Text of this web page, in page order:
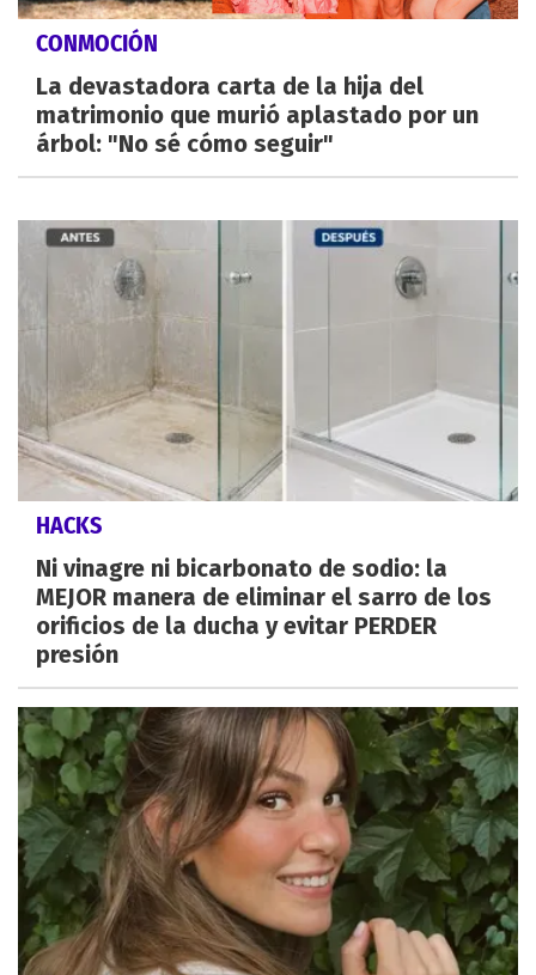
CONMOCIÓN
La devastadora carta de la hija del
matrimonio que murió aplastado por un
árbol: "No sé cómo seguir"
HACKS
Ni vinagre ni bicarbonato de sodio: la
MEJOR manera de eliminar el sarro de los
orificios de la ducha y evitar PERDER
presión